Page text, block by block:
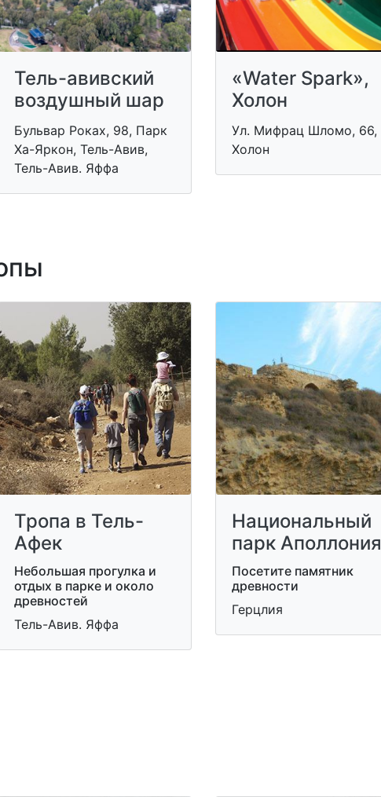
Тель-авивский
воздушный шар
Бульвар Роках, 98, Парк
Ха-Яркон, Тель-Авив,
Тель-Авив. Яффа
«Water Spark»,
Холон
Ул. Мифрац Шломо, 66,
Холон
Тропа в Тель-
Афек
Небольшая прогулка и
отдых в парке и около
древностей
Тель-Авив. Яффа
Национальный
парк Аполлония
Посетите памятник
древности
Герцлия